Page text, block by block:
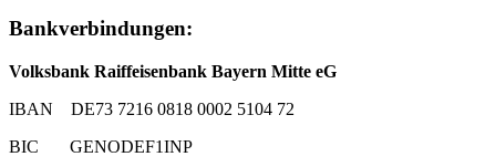
Bankverbindungen:
Volksbank Raiffeisenbank Bayern Mitte eG
IBAN DE73 7216 0818 0002 5104 72
BIC GENODEF1INP